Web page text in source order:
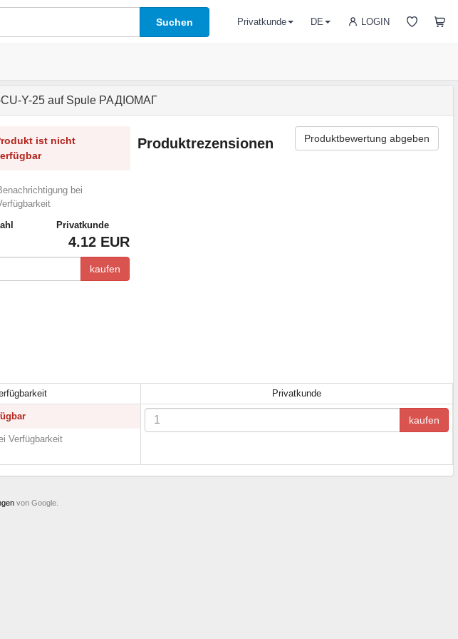
Suchen LOGIN
Privatkunde DE
CU-Y-25 auf Spule РАДІОМАГ
ist nicht
bei
Privatkunde
4.12 EUR
kaufen
Produktrezensionen Produktbewertung abgeben
Privatkunde
Verfügbarkeit
kaufen
von Google.